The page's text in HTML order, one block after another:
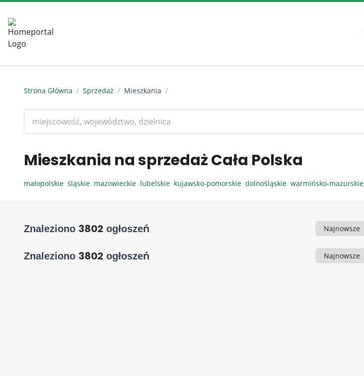
Strona Główna / Sprzedaż / Mieszkania /
Mieszkania na sprzedaż Cała Polska
małopolskie śląskie mazowieckie lubelskie kujawsko-pomorskie dolnośląskie warmińsko-mazurskie
Znaleziono 3802 ogłoszeń Sortowanie
Znaleziono 3802 ogłoszeń Sortowanie